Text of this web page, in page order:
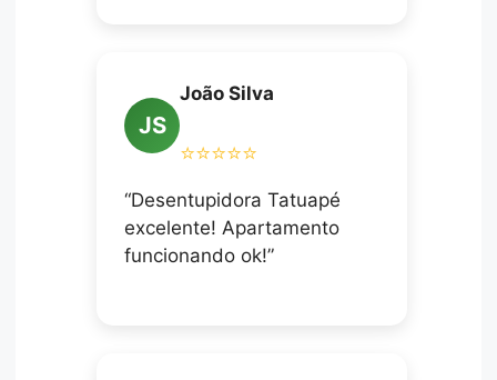
JS
João Silva
⭐⭐⭐⭐⭐
“Desentupidora Tatuapé
excelente! Apartamento
funcionando ok!”